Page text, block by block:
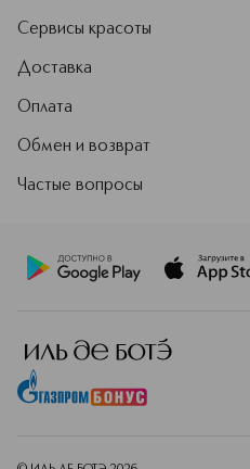
Сервисы красоты
Доставка
Оплата
Обмен и возврат
Частые вопросы